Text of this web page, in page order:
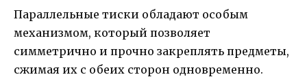
Параллельные тиски обладают особым
механизмом, который позволяет
симметрично и прочно закреплять предметы,
сжимая их с обеих сторон одновременно.